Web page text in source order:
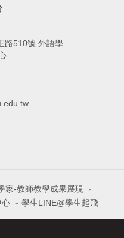
路510號 外語學
家-教師教學成果展現
-
心 - 學生LINE@學生起飛